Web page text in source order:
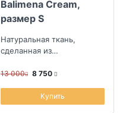
Balimena Cream,
размер S
Натуральная ткань,
сделанная из
13 000 8 750
Купить